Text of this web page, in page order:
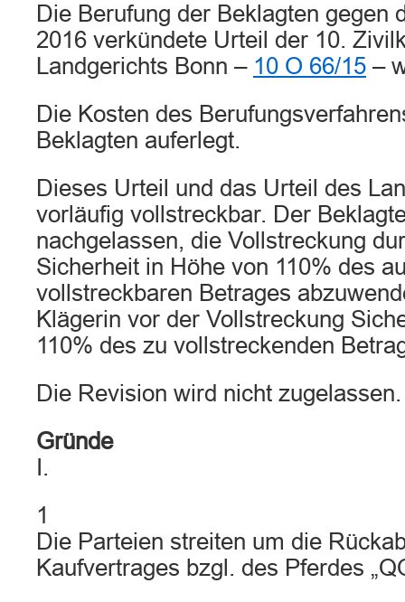
Die Berufung der Beklagten gegen
2016 verkündete Urteil der 10.
Landgerichts Bonn – 10 O 66/15 –
Die Kosten des
Beklagten auferlegt.
Dieses Urteil und das Urteil des
vorläufig vollstreckbar. Der
nachgelassen, die Vollstreckung
Sicherheit in Höhe von 110% des
vollstreckbaren Betrages
Klägerin vor der Vollstreckung
110% des zu vollstreckenden
Die Revision wird nicht zugelassen.
Gründe
I.
1
Die Parteien streiten um die
Kaufvertrages bzgl. des Pferdes